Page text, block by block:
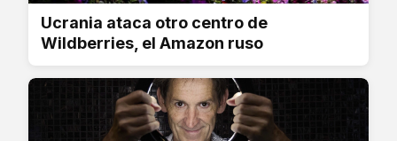
Ucrania ataca otro centro de
Wildberries, el Amazon ruso